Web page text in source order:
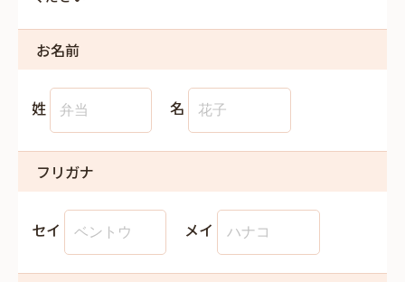
お名前
姓 名
フリガナ
セイ メイ